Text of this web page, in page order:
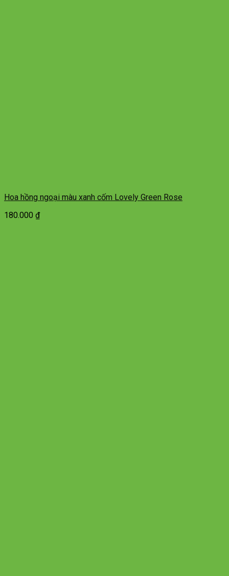
Hoa hồng ngoại màu xanh cốm Lovely Green Rose
180.000 ₫